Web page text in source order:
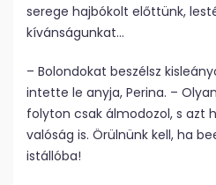
serege hajbókolt előttünk,
kívánságunkat…
– Bolondokat beszélsz
intette le anyja, Perina. –
folyton csak álmodozol, s azt
valóság is. Örülnünk kell, ha
istállóba!